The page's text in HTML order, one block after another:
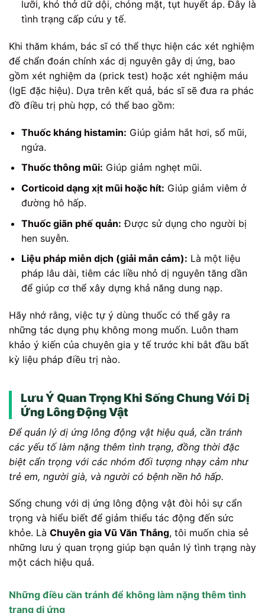
lưỡi, khó thở dữ dội, chóng mặt, tụt huyết áp. Đây là
tình trạng cấp cứu y tế.
Khi thăm khám, bác sĩ có thể thực hiện các xét nghiệm
để chẩn đoán chính xác dị nguyên gây dị ứng, bao
gồm xét nghiệm da (prick test) hoặc xét nghiệm máu
(IgE đặc hiệu). Dựa trên kết quả, bác sĩ sẽ đưa ra phác
đồ điều trị phù hợp, có thể bao gồm:
Thuốc kháng histamin: Giúp giảm hắt hơi, sổ mũi,
ngứa.
Thuốc thông mũi: Giúp giảm nghẹt mũi.
Corticoid dạng xịt mũi hoặc hít: Giúp giảm viêm ở
đường hô hấp.
Thuốc giãn phế quản: Được sử dụng cho người bị
hen suyễn.
Liệu pháp miễn dịch (giải mẫn cảm): Là một liệu
pháp lâu dài, tiêm các liều nhỏ dị nguyên tăng dần
để giúp cơ thể xây dựng khả năng dung nạp.
Hãy nhớ rằng, việc tự ý dùng thuốc có thể gây ra
những tác dụng phụ không mong muốn. Luôn tham
khảo ý kiến của chuyên gia y tế trước khi bắt đầu bất
kỳ liệu pháp điều trị nào.
Lưu Ý Quan Trọng Khi Sống Chung Với Dị
Ứng Lông Động Vật
Để quản lý dị ứng lông động vật hiệu quả, cần tránh
các yếu tố làm nặng thêm tình trạng, đồng thời đặc
biệt cẩn trọng với các nhóm đối tượng nhạy cảm như
trẻ em, người già, và người có bệnh nền hô hấp.
Sống chung với dị ứng lông động vật đòi hỏi sự cẩn
trọng và hiểu biết để giảm thiểu tác động đến sức
khỏe. Là Chuyên gia Vũ Văn Thắng, tôi muốn chia sẻ
những lưu ý quan trọng giúp bạn quản lý tình trạng này
một cách hiệu quả.
Những điều cần tránh để không làm nặng thêm tình
trạng dị ứng